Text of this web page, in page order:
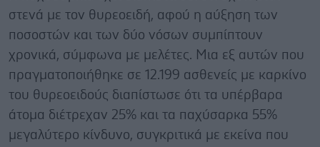
στενά με τον θυρεοειδή, αφού η αύξηση των
ποσοστών και των δύο νόσων συμπίπτουν
χρονικά, σύμφωνα με μελέτες. Μια εξ αυτών που
πραγματοποιήθηκε σε 12.199 ασθενείς με καρκίνο
του θυρεοειδούς διαπίστωσε ότι τα υπέρβαρα
άτομα διέτρεχαν 25% και τα παχύσαρκα 55%
μεγαλύτερο κίνδυνο, συγκριτικά με εκείνα που